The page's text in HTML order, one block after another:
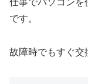
です。
故障時でもすぐ交